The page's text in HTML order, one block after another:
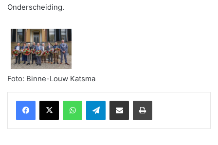
Onderscheiding.
Foto: Binne-Louw Katsma
WhatsAppTelegramDelen via Email Print